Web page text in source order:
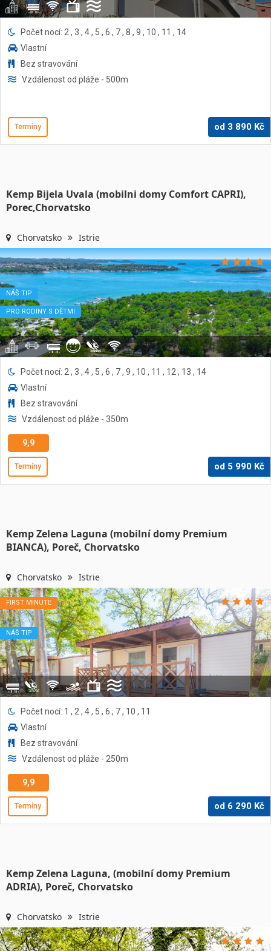
Počet nocí: 2 , 3 , 4 , 5 , 6 , 7 , 8 , 9 , 10 , 11 , 14
Vlastní
Bez stravování
Vzdálenost od pláže - 500m
Termíny od 3 890 Kč
Kemp Bijela Uvala (mobilni domy Comfort CAPRI),
Porec,Chorvatsko
Chorvatsko Istrie
NÁŠ TIP
PRO RODINY S DĚTMI
Počet nocí: 2 , 3 , 4 , 5 , 6 , 7 , 9 , 10 , 11 , 12 , 13 , 14
Vlastní
Bez stravování
Vzdálenost od pláže - 350m
9,9
Termíny od 5 990 Kč
Kemp Zelena Laguna (mobilní domy Premium
BIANCA), Poreč, Chorvatsko
Chorvatsko Istrie
FIRST MINUTE
NÁŠ TIP
Počet nocí: 1 , 2 , 4 , 5 , 6 , 7 , 10 , 11
Vlastní
Bez stravování
Vzdálenost od pláže - 250m
9,9
Termíny od 6 290 Kč
Kemp Zelena Laguna, (mobilní domy Premium
ADRIA), Poreč, Chorvatsko
Chorvatsko Istrie